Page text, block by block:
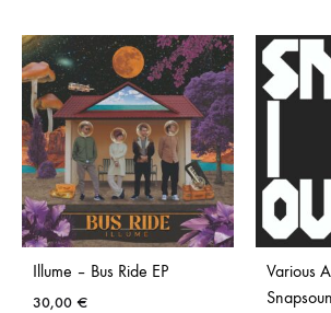
Illume – Bus Ride EP
30,00 €
Various